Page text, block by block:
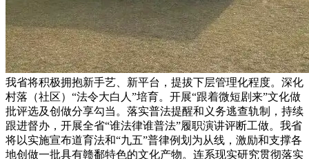
我省将积极拥抱新手艺、新平台，提拔下层管理化程度。深化
村落（社区）“法令大白人”培育。开展“跟着微短剧来”文化做
批评选及创做分享勾当。落实普法提醒和义务逃查轨制，持续
跟进督办，开展全省“谁法律谁普法”履职演讲评断工做。我省
将以实施宣布道育法和“九五”普律例划为从线，激励和支撑各
地创做一批具有赣鄱特色的文化产物。连系现实研究贯彻落实